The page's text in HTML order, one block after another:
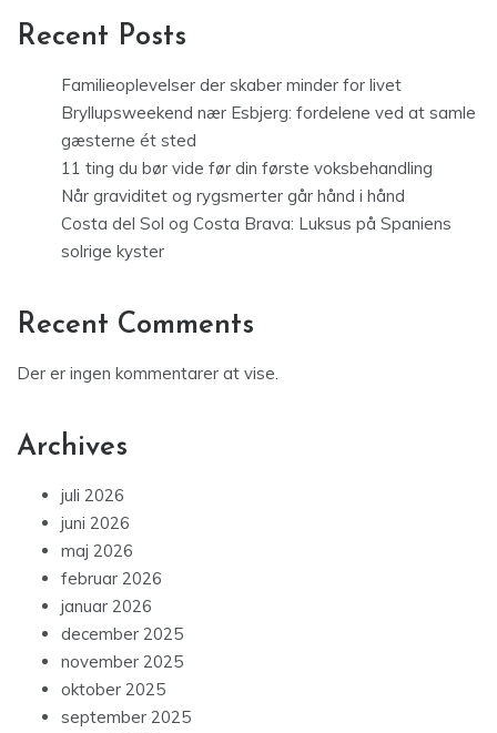
Recent Posts
Familieoplevelser der skaber minder for livet
Bryllupsweekend nær Esbjerg: fordelene ved at samle
gæsterne ét sted
11 ting du bør vide før din første voksbehandling
Når graviditet og rygsmerter går hånd i hånd
Costa del Sol og Costa Brava: Luksus på Spaniens
solrige kyster
Recent Comments
Der er ingen kommentarer at vise.
Archives
juli 2026
juni 2026
maj 2026
februar 2026
januar 2026
december 2025
november 2025
oktober 2025
september 2025